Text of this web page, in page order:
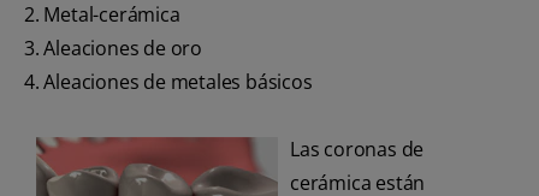
2. Metal-cerámica
3. Aleaciones de oro
4. Aleaciones de metales básicos
Las coronas de
cerámica están